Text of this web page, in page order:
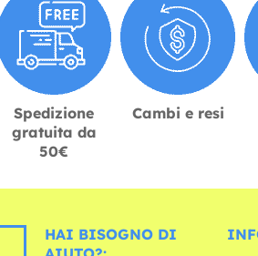
Spedizione
gratuita da
50€
Cambi e resi
HAI BISOGNO DI